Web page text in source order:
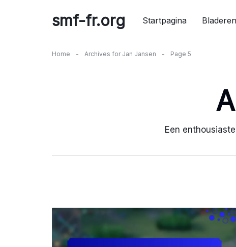
smf-fr.org Startpagina Bladeren
Home - Archives for Jan Jansen - Page 5
Een